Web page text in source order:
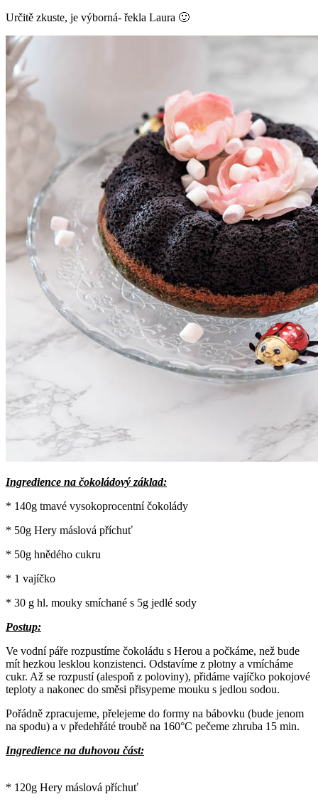
Určitě zkuste, je výborná- řekla Laura 🙂
Ingredience na čokoládový základ:
* 140g tmavé vysokoprocentní čokolády
* 50g Hery máslová příchuť
* 50g hnědého cukru
* 1 vajíčko
* 30 g hl. mouky smíchané s 5g jedlé sody
Postup:
Ve vodní páře rozpustíme čokoládu s Herou a počkáme, než bude
mít hezkou lesklou konzistenci. Odstavíme z plotny a vmícháme
cukr. Až se rozpustí (alespoň z poloviny), přidáme vajíčko pokojové
teploty a nakonec do směsi přisypeme mouku s jedlou sodou.
Pořádně zpracujeme, přelejeme do formy na bábovku (bude jenom
na spodu) a v předehřáté troubě na 160°C pečeme zhruba 15 min.
Ingredience na duhovou část:
* 120g Hery máslová příchuť